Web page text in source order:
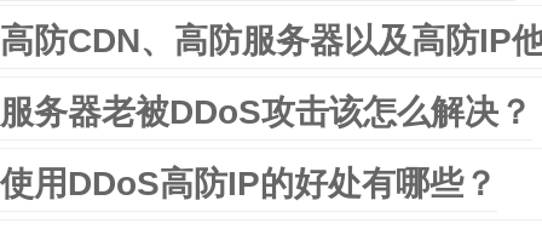
高防CDN、高防服务器以及高防IP
服务器老被DDoS攻击该怎么解决？
使用DDoS高防IP的好处有哪些？